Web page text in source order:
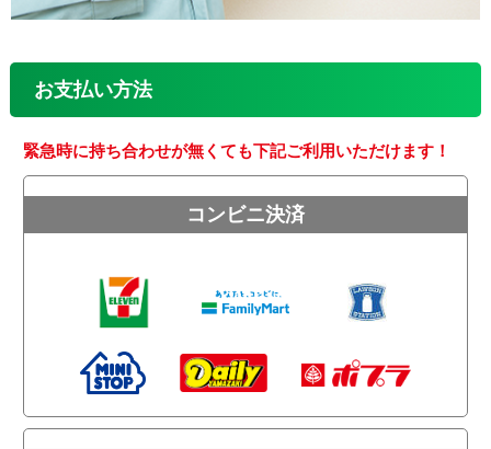
お支払い方法
緊急時に持ち合わせが無くても下記ご利用いただけます！
コンビニ決済